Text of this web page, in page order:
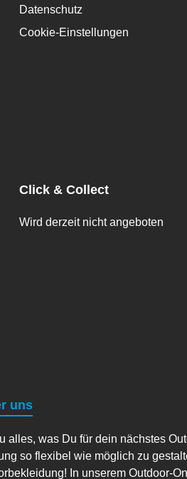
Datenschutz
Cookie-Einstellungen
Click & Collect
Wird derzeit nicht angeboten
uns
was Du für dein nächstes
so flexibel wie möglich zu
In unserem Outdoor-